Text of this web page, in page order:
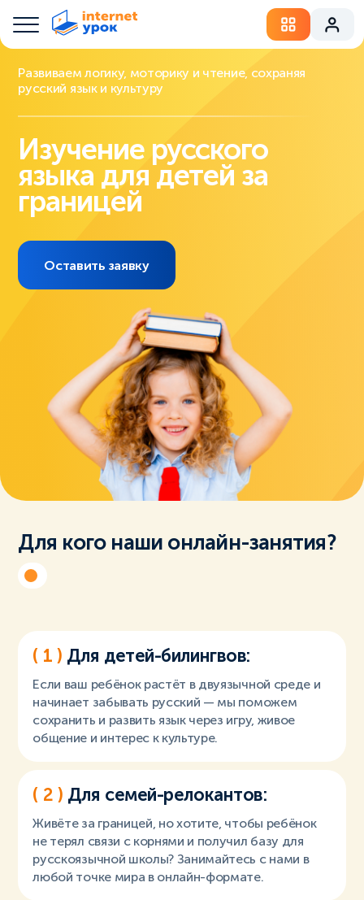
Развиваем логику, моторику и чтение, сохраняя
русский язык и культуру
Изучение русского
языка для детей за
границей
Оставить заявку
Для кого наши онлайн-занятия?
( 1 ) Для детей-билингвов:
Если ваш ребёнок растёт в двуязычной среде и
начинает забывать русский — мы поможем
сохранить и развить язык через игру, живое
общение и интерес к культуре.
( 2 ) Для семей-релокантов:
Живёте за границей, но хотите, чтобы ребёнок
не терял связи с корнями и получил базу для
русскоязычной школы? Занимайтесь с нами в
любой точке мира в онлайн-формате.